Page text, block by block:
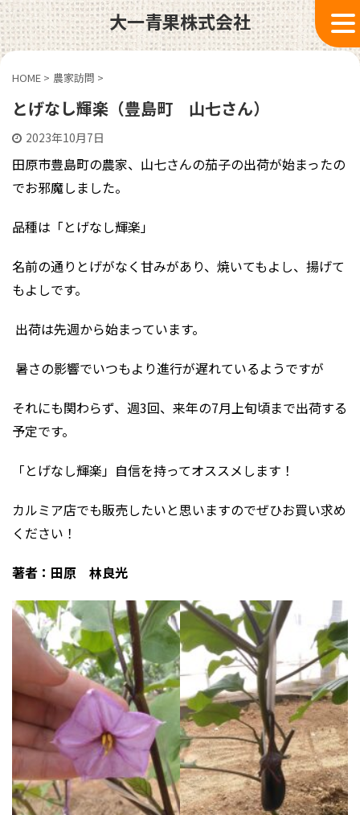
大一青果株式会社
HOME > 農家訪問 >
とげなし輝楽（豊島町 山七さん）
2023年10月7日
田原市豊島町の農家、山七さんの茄子の出荷が始まったの
でお邪魔しました。
品種は「とげなし輝楽」
名前の通りとげがなく甘みがあり、焼いてもよし、揚げて
もよしです。
出荷は先週から始まっています。
暑さの影響でいつもより進行が遅れているようですが
それにも関わらず、週3回、来年の7月上旬頃まで出荷する
予定です。
「とげなし輝楽」自信を持ってオススメします！
カルミア店でも販売したいと思いますのでぜひお買い求め
ください！
著者：田原 林良光